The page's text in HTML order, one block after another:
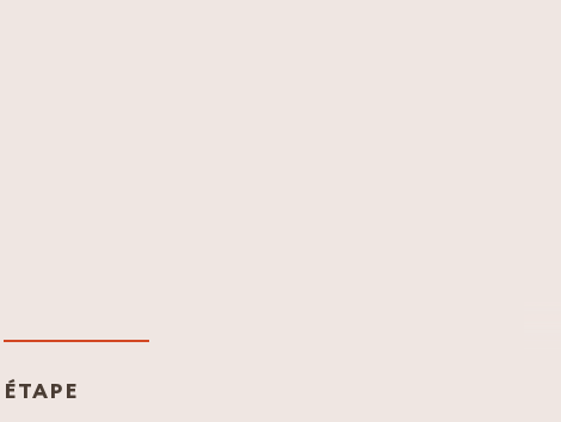
ÉTAPE